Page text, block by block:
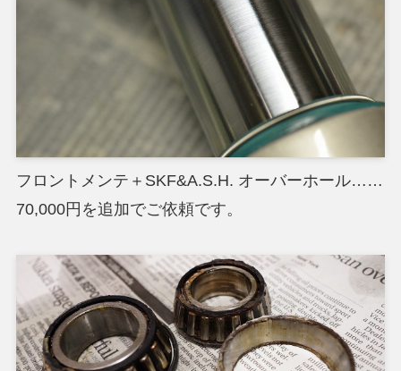
フロントメンテ＋SKF&A.S.H. オーバーホール……
70,000円を追加でご依頼です。